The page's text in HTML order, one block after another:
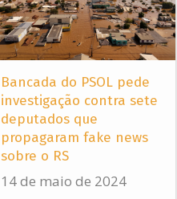
Bancada do PSOL pede
investigação contra sete
deputados que
propagaram fake news
sobre o RS
14 de maio de 2024